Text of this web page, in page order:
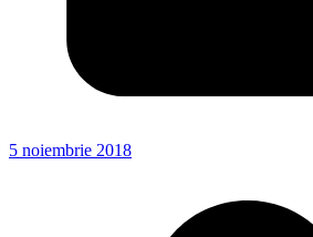
5 noiembrie 2018